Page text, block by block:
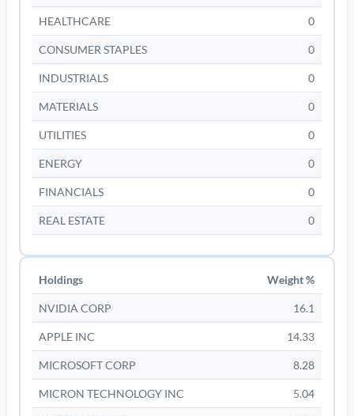
HEALTHCARE 0
CONSUMER STAPLES 0
INDUSTRIALS 0
MATERIALS 0
UTILITIES 0
ENERGY 0
FINANCIALS 0
REAL ESTATE 0
Holdings Weight %
NVIDIA CORP 16.1
APPLE INC 14.33
MICROSOFT CORP 8.28
MICRON TECHNOLOGY INC 5.04